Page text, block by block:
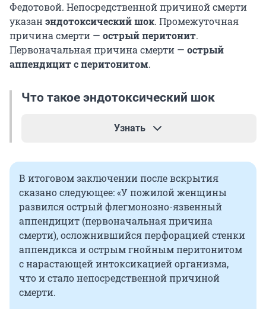
Федотовой. Непосредственной причиной смерти
указанэндотоксический шок. Промежуточная
причина смерти — острый перитонит.
Первоначальная причина смерти — острый
аппендицит с перитонитом.
Что такое эндотоксический шок
Узнать
Эндотоксический шок— это критическое,
угрожающее жизни состояние, вид
септического шока. Развивается, когда в
системный кровоток попадают эндотоксины,
запускающие воспалительную реакцию.
Вызывает острую сосудистую недостаточность
и нарушение в работе двух и более систем
органов.
У человека резко падает давление, возникает
учащенное сердцебиение, конечности
В итоговом заключении после вскрытия
сказано следующее: «У пожилой женщины
развился острый флегмонозно-язвенный
аппендицит (первоначальная причина
смерти), осложнившийся перфорацией стенки
аппендикса и острым гнойным перитонитом
с нарастающей интоксикацией организма,
что и стало непосредственной причиной
смерти.